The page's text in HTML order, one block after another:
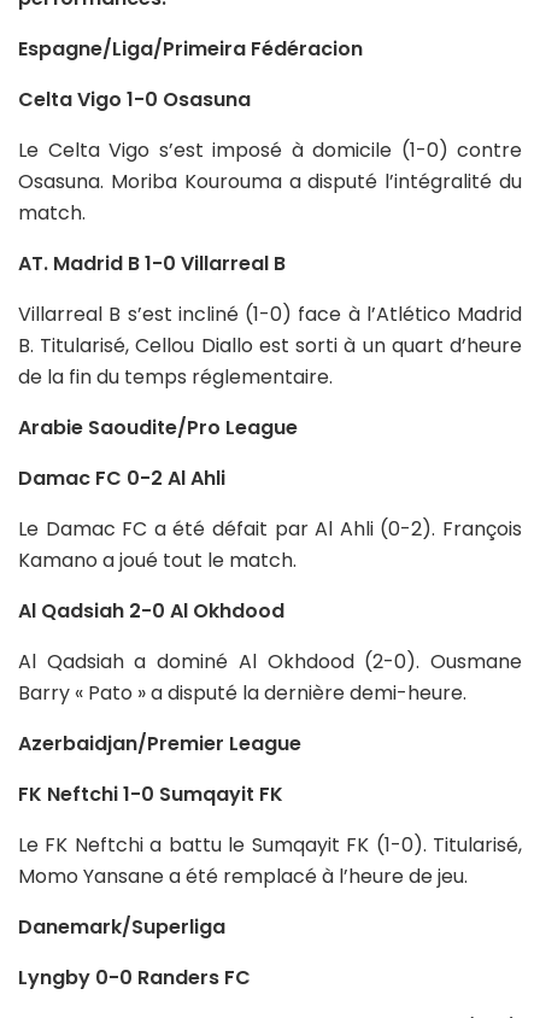
Espagne/Liga/Primeira Fédéracion
Celta Vigo 1-0 Osasuna
Le Celta Vigo s’est imposé à domicile (1-0) contre
Osasuna. Moriba Kourouma a disputé l’intégralité du
match.
AT. Madrid B 1-0 Villarreal B
Villarreal B s’est incliné (1-0) face à l’Atlético Madrid
B. Titularisé, Cellou Diallo est sorti à un quart d’heure
de la fin du temps réglementaire.
Arabie Saoudite/Pro League
Damac FC 0-2 Al Ahli
Le Damac FC a été défait par Al Ahli (0-2). François
Kamano a joué tout le match.
Al Qadsiah 2-0 Al Okhdood
Al Qadsiah a dominé Al Okhdood (2-0). Ousmane
Barry « Pato » a disputé la dernière demi-heure.
Azerbaidjan/Premier League
FK Neftchi 1-0 Sumqayit FK
Le FK Neftchi a battu le Sumqayit FK (1-0). Titularisé,
Momo Yansane a été remplacé à l’heure de jeu.
Danemark/Superliga
Lyngby 0-0 Randers FC